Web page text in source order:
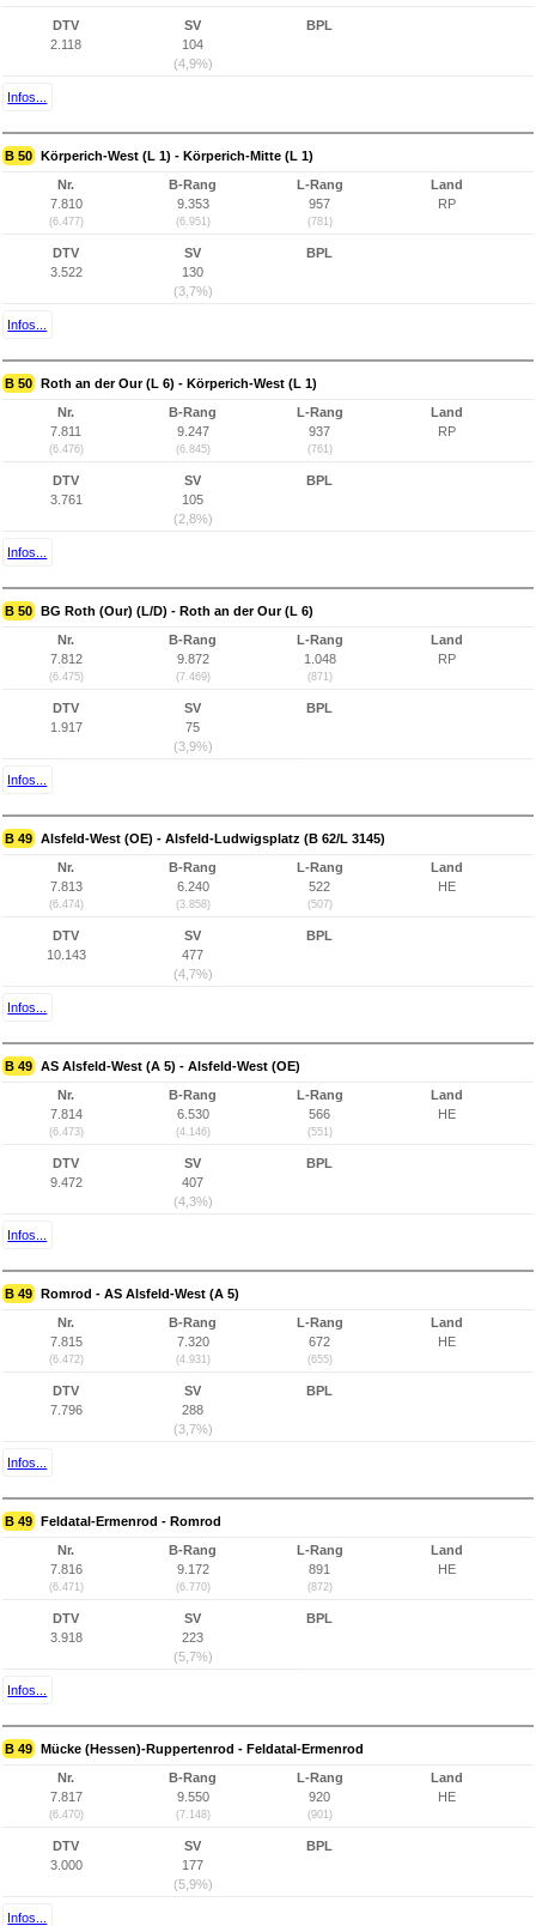
DTV
2.118
SV
104
(4,9%)
BPL
Infos...
B 50 Körperich-West (L 1) - Körperich-Mitte (L 1)
Nr.
7.810
(6.477)
B-Rang
9.353
(6.951)
L-Rang
957
(781)
Land
RP
DTV
3.522
SV
130
(3,7%)
BPL
Infos...
B 50 Roth an der Our (L 6) - Körperich-West (L 1)
Nr.
7.811
(6.476)
B-Rang
9.247
(6.845)
L-Rang
937
(761)
Land
RP
DTV
3.761
SV
105
(2,8%)
BPL
Infos...
B 50 BG Roth (Our) (L/D) - Roth an der Our (L 6)
Nr.
7.812
(6.475)
B-Rang
9.872
(7.469)
L-Rang
1.048
(871)
Land
RP
DTV
1.917
SV
75
(3,9%)
BPL
Infos...
B 49 Alsfeld-West (OE) - Alsfeld-Ludwigsplatz (B 62/L 3145)
Nr.
7.813
(6.474)
B-Rang
6.240
(3.858)
L-Rang
522
(507)
Land
HE
DTV
10.143
SV
477
(4,7%)
BPL
Infos...
B 49 AS Alsfeld-West (A 5) - Alsfeld-West (OE)
Nr.
7.814
(6.473)
B-Rang
6.530
(4.146)
L-Rang
566
(551)
Land
HE
DTV
9.472
SV
407
(4,3%)
BPL
Infos...
B 49 Romrod - AS Alsfeld-West (A 5)
Nr.
7.815
(6.472)
B-Rang
7.320
(4.931)
L-Rang
672
(655)
Land
HE
DTV
7.796
SV
288
(3,7%)
BPL
Infos...
B 49 Feldatal-Ermenrod - Romrod
Nr.
7.816
(6.471)
B-Rang
9.172
(6.770)
L-Rang
891
(872)
Land
HE
DTV
3.918
SV
223
(5,7%)
BPL
Infos...
B 49 Mücke (Hessen)-Ruppertenrod - Feldatal-Ermenrod
Nr.
7.817
(6.470)
B-Rang
9.550
(7.148)
L-Rang
920
(901)
Land
HE
DTV
3.000
SV
177
(5,9%)
BPL
Infos...